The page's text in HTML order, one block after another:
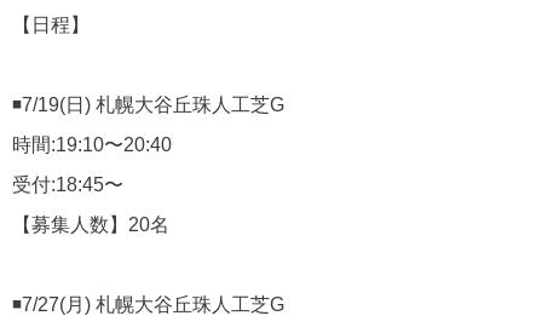
【日程】
◾️7/19(日) 札幌大谷丘珠人工芝G
時間:19:10〜20:40
受付:18:45〜
【募集人数】20名
◾️7/27(月) 札幌大谷丘珠人工芝G